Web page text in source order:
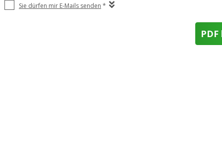
Sie dürfen mir E-Mails senden *